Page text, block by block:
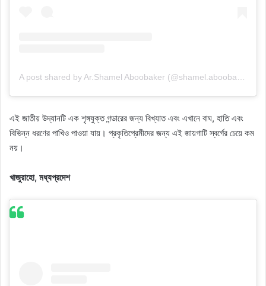
এই জাতীয় উদ্যানটি এক শৃঙ্গযুক্ত গন্ডারের জন্য বিখ্যাত এবং এখানে বাঘ, হাতি এবং
বিভিন্ন ধরণের পাখিও পাওয়া যায়। প্রকৃতিপ্রেমীদের জন্য এই জায়গাটি স্বর্গের চেয়ে কম
নয়।
খাজুরাহো, মধ্যপ্রদেশ